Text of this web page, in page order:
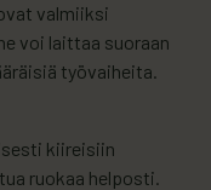
valmiiksi
voi laittaa suoraan
työvaiheita.
kiireisiin
ruokaa helposti.